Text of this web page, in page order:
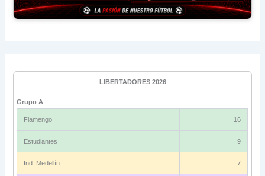
LIBERTADORES 2026
Grupo A
Flamengo 16
Estudiantes 9
Ind. Medellín 7